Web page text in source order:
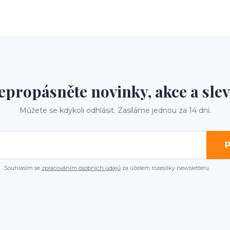
novinky, akce a
Můžete se kdykoli odhlásit. Zasíláme jednou za 14 dní.
Souhlasím se zpracováním osobních údajůza účelem rozesílky newsletteru.